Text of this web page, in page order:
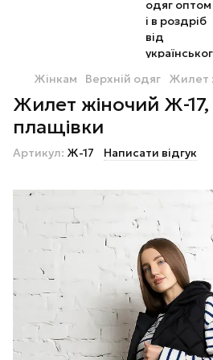
Жінкам Верхній одяг Жилет
Жилет жіночий Ж-
плащівки
Артикул: Ж-17 Написати відгук